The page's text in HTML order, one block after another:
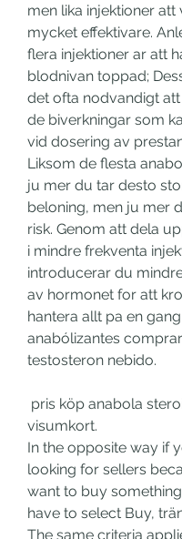
men lika injektioner att
mycket effektivare.
flera injektioner ar att
blodnivan toppad;
det ofta nodvandigt
de biverkningar som
vid dosering av
Liksom de flesta
ju mer du tar desto
beloning, men ju mer
risk. Genom att dela
i mindre frekventa
introducerar du
av hormonet for att
hantera allt pa en
anabólizantes
testosteron nebido.
visumkort.
In the opposite way if
looking for sellers
want to buy
have to select Buy,
The same criteria